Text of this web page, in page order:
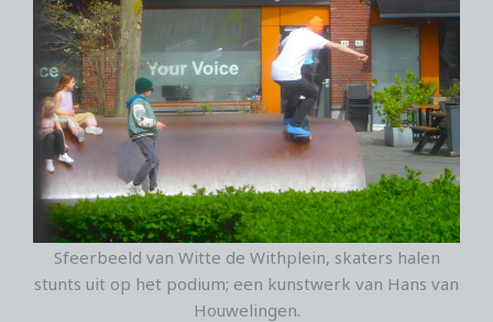
Sfeerbeeld van Witte de Withplein, skaters halen
stunts uit op het podium; een kunstwerk van Hans van
Houwelingen.